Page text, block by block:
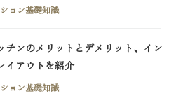
ョン基礎知識
チンのメリットとデメリット、イン
イアウトを紹介
ョン基礎知識